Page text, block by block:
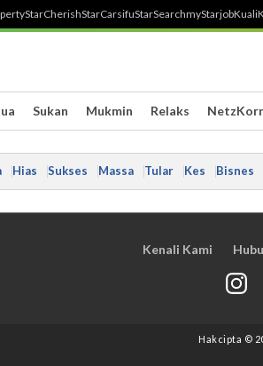
StarCherishStarCarsifuStarSearchmyStarjobKuali
Sukan Mukmin Relaks
Hias Sukses Massa Tular Kes Bisnes
Kenali Kami
Hakcipta ©